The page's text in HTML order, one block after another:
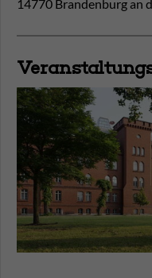
14770 Brandenburg an